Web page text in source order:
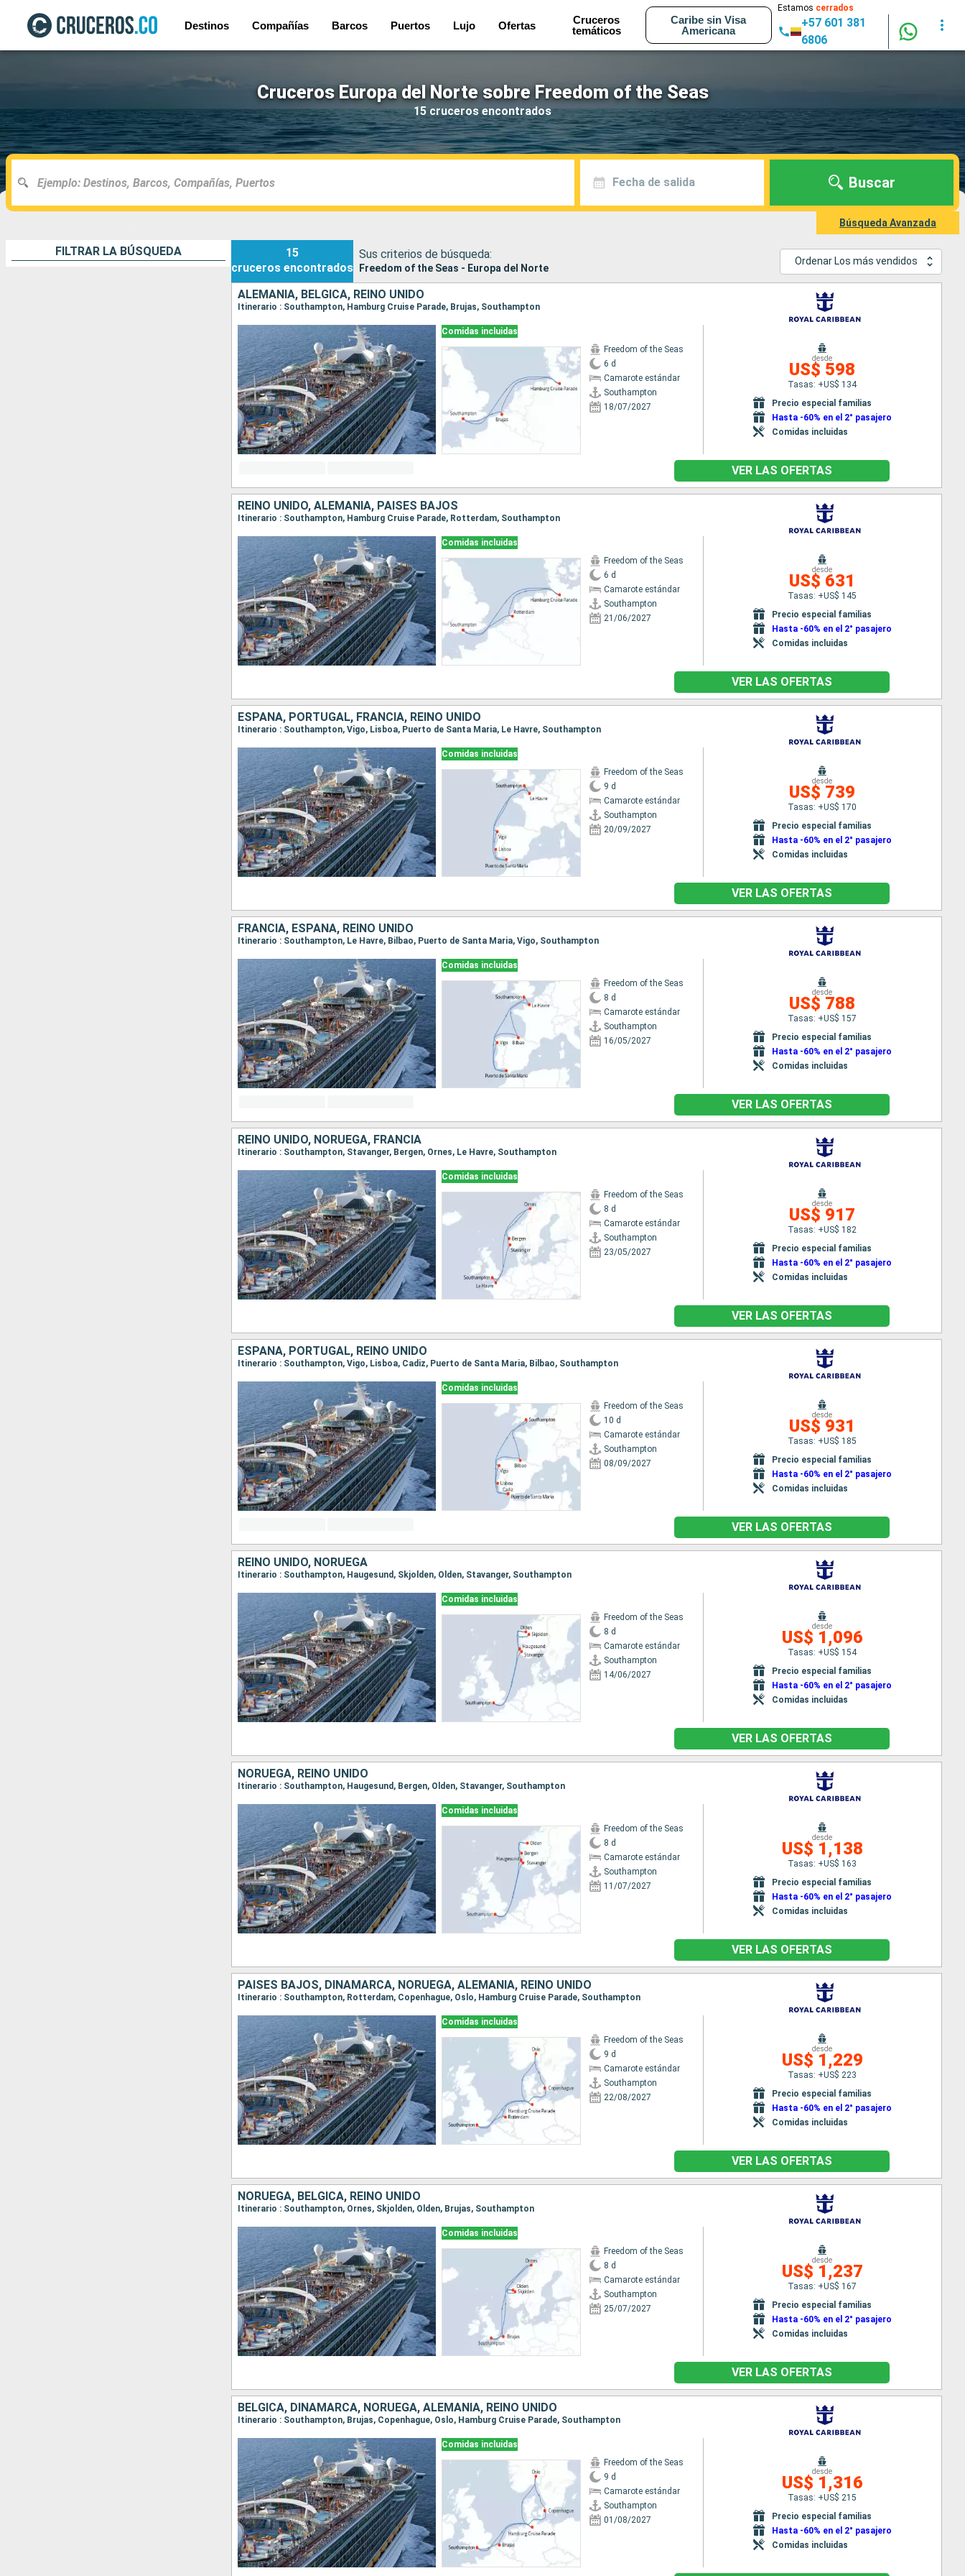
Destinos Compañías Barcos Puertos Lujo Ofertas
Cruceros
temáticos
Caribe sin Visa
Americana
Estamos cerrados
+57 601 381
6806
Cruceros Europa del Norte sobre Freedom of the Seas
15 cruceros encontrados
Fecha de salida Buscar
Búsqueda Avanzada
FILTRAR LA BÚSQUEDA
15
cruceros encontrados
Sus criterios de búsqueda:
Freedom of the Seas - Europa del Norte
Ordenar Los más vendidos
ALEMANIA, BÉLGICA, REINO UNIDO
Itinerario : Southampton, Hamburg Cruise Parade, Brujas, Southampton
Comidas incluidas
Freedom of the Seas
6 d
Camarote estándar
Southampton
18/07/2027
desde
US$ 598
Tasas: +US$ 134
Precio especial familias
Hasta -60% en el 2° pasajero
Comidas incluidas
VER LAS OFERTAS
REINO UNIDO, ALEMANIA, PAISES BAJOS
Itinerario : Southampton, Hamburg Cruise Parade, Rotterdam, Southampton
Comidas incluidas
Freedom of the Seas
6 d
Camarote estándar
Southampton
21/06/2027
desde
US$ 631
Tasas: +US$ 145
Precio especial familias
Hasta -60% en el 2° pasajero
Comidas incluidas
VER LAS OFERTAS
ESPAÑA, PORTUGAL, FRANCIA, REINO UNIDO
Itinerario : Southampton, Vigo, Lisboa, Puerto de Santa Maria, Le Havre, Southampton
Comidas incluidas
Freedom of the Seas
9 d
Camarote estándar
Southampton
20/09/2027
desde
US$ 739
Tasas: +US$ 170
Precio especial familias
Hasta -60% en el 2° pasajero
Comidas incluidas
VER LAS OFERTAS
FRANCIA, ESPAÑA, REINO UNIDO
Itinerario : Southampton, Le Havre, Bilbao, Puerto de Santa Maria, Vigo, Southampton
Comidas incluidas
Freedom of the Seas
8 d
Camarote estándar
Southampton
16/05/2027
desde
US$ 788
Tasas: +US$ 157
Precio especial familias
Hasta -60% en el 2° pasajero
Comidas incluidas
VER LAS OFERTAS
REINO UNIDO, NORUEGA, FRANCIA
Itinerario : Southampton, Stavanger, Bergen, Ornes, Le Havre, Southampton
Comidas incluidas
Freedom of the Seas
8 d
Camarote estándar
Southampton
23/05/2027
desde
US$ 917
Tasas: +US$ 182
Precio especial familias
Hasta -60% en el 2° pasajero
Comidas incluidas
VER LAS OFERTAS
ESPAÑA, PORTUGAL, REINO UNIDO
Itinerario : Southampton, Vigo, Lisboa, Cadiz, Puerto de Santa Maria, Bilbao, Southampton
Comidas incluidas
Freedom of the Seas
10 d
Camarote estándar
Southampton
08/09/2027
desde
US$ 931
Tasas: +US$ 185
Precio especial familias
Hasta -60% en el 2° pasajero
Comidas incluidas
VER LAS OFERTAS
REINO UNIDO, NORUEGA
Itinerario : Southampton, Haugesund, Skjolden, Olden, Stavanger, Southampton
Comidas incluidas
Freedom of the Seas
8 d
Camarote estándar
Southampton
14/06/2027
desde
US$ 1,096
Tasas: +US$ 154
Precio especial familias
Hasta -60% en el 2° pasajero
Comidas incluidas
VER LAS OFERTAS
NORUEGA, REINO UNIDO
Itinerario : Southampton, Haugesund, Bergen, Olden, Stavanger, Southampton
Comidas incluidas
Freedom of the Seas
8 d
Camarote estándar
Southampton
11/07/2027
desde
US$ 1,138
Tasas: +US$ 163
Precio especial familias
Hasta -60% en el 2° pasajero
Comidas incluidas
VER LAS OFERTAS
PAISES BAJOS, DINAMARCA, NORUEGA, ALEMANIA, REINO UNIDO
Itinerario : Southampton, Rotterdam, Copenhague, Oslo, Hamburg Cruise Parade, Southampton
Comidas incluidas
Freedom of the Seas
9 d
Camarote estándar
Southampton
22/08/2027
desde
US$ 1,229
Tasas: +US$ 223
Precio especial familias
Hasta -60% en el 2° pasajero
Comidas incluidas
VER LAS OFERTAS
NORUEGA, BÉLGICA, REINO UNIDO
Itinerario : Southampton, Ornes, Skjolden, Olden, Brujas, Southampton
Comidas incluidas
Freedom of the Seas
8 d
Camarote estándar
Southampton
25/07/2027
desde
US$ 1,237
Tasas: +US$ 167
Precio especial familias
Hasta -60% en el 2° pasajero
Comidas incluidas
VER LAS OFERTAS
BÉLGICA, DINAMARCA, NORUEGA, ALEMANIA, REINO UNIDO
Itinerario : Southampton, Brujas, Copenhague, Oslo, Hamburg Cruise Parade, Southampton
Comidas incluidas
Freedom of the Seas
9 d
Camarote estándar
Southampton
01/08/2027
desde
US$ 1,316
Tasas: +US$ 215
Precio especial familias
Hasta -60% en el 2° pasajero
Comidas incluidas